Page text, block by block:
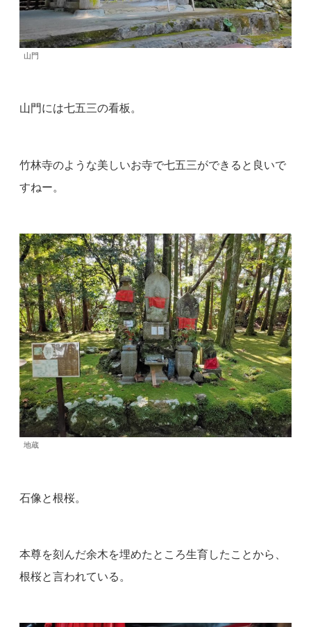
山門
山門には七五三の看板。
竹林寺のような美しいお寺で七五三ができると良いで
すねー。
地蔵
石像と根桜。
本尊を刻んだ余木を埋めたところ生育したことから、
根桜と言われている。